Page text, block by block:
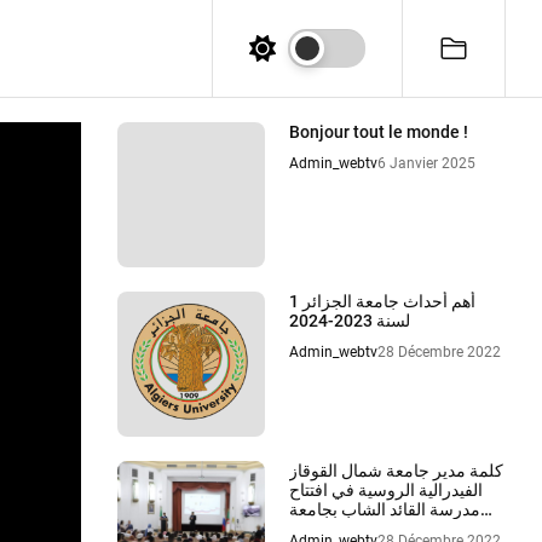
Bonjour tout le monde !
Admin_webtv6 Janvier 2025
أهم أحداث جامعة الجزائر 1
لسنة 2023-2024
Admin_webtv28 Décembre 2022
كلمة مدير جامعة شمال القوقاز
الفيدرالية الروسية في افتتاح
مدرسة القائد الشاب بجامعة